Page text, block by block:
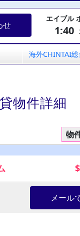
せ
エイブル
1:40
海外CHINTAI総
物件詳細
物
メール